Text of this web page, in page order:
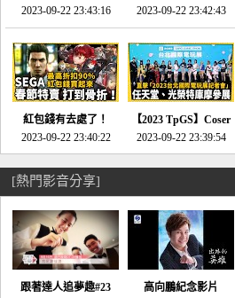
推的JRPG神作《神之
天平》介紹！-電玩宅
速配20230126
2023-09-22 23:43:16
命異次元 重製版》重
回「石村號」的恐懼體
驗-電玩宅速配
20230125
2023-09-22 23:42:43
紅包錢有去處了！
SEGA春節特賣 超過85
款遊戲打到骨折-電玩
宅速配20230119
2023-09-22 23:40:22
【2023 TpGS】Coser
和Show Girl搶先看！
直擊展前記者會-電玩
2023-09-22 23:39:54
[熱門影音分享]
跟著達人追夢趣#23
高向鵬紀念影片